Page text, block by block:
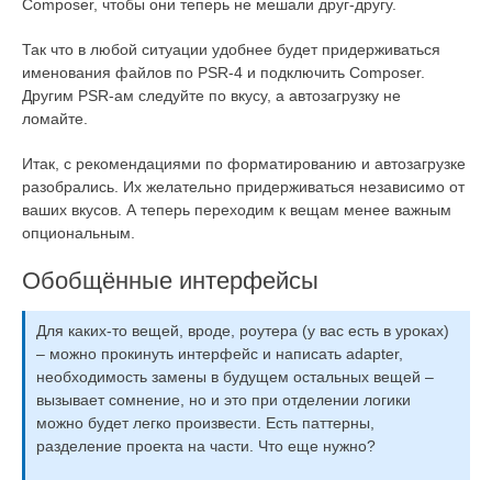
Composer, чтобы они теперь не мешали друг-другу.
Так что в любой ситуации удобнее будет придерживаться
именования файлов по PSR-4 и подключить Composer.
Другим PSR-ам следуйте по вкусу, а автозагрузку не
ломайте.
Итак, с рекомендациями по форматированию и автозагрузке
разобрались. Их желательно придерживаться независимо от
ваших вкусов. А теперь переходим к вещам менее важным
опциональным.
Обобщённые интерфейсы
Для каких-то вещей, вроде, роутера (у вас есть в уроках)
– можно прокинуть интерфейс и написать adapter,
необходимость замены в будущем остальных вещей –
вызывает сомнение, но и это при отделении логики
можно будет легко произвести. Есть паттерны,
разделение проекта на части. Что еще нужно?